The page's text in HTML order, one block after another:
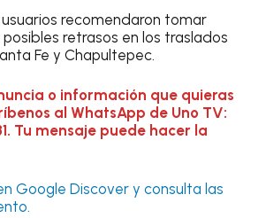
usuarios recomendaron tomar
retrasos en los traslados
Fe y Chapultepec.
o información que quieras
al WhatsApp de Uno TV:
Tu mensaje puede hacer la
Google Discover y consulta las